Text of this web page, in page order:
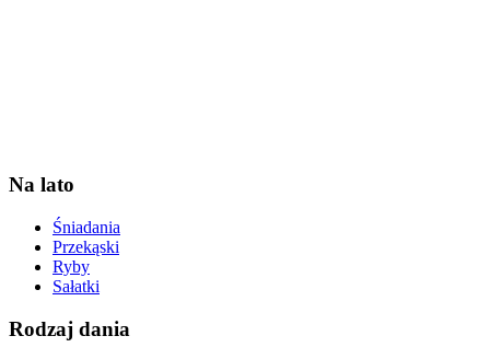
Na lato
Śniadania
Przekąski
Ryby
Sałatki
Rodzaj dania